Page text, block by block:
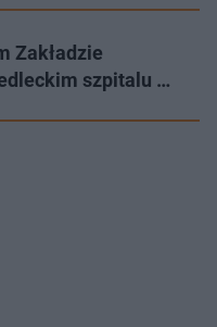
Zakładzie
szpitalu …